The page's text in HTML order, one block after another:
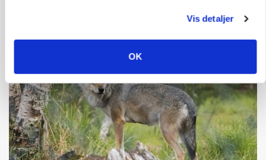
Vis detaljer
OK